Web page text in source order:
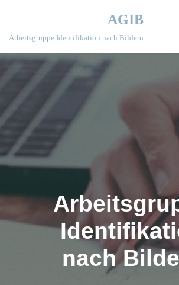
springen
AGIB
Arbeitsgruppe Identifikation nach Bildern
nach